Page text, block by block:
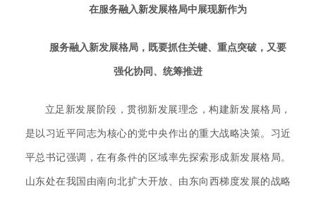
在服务融入新发展格局中展现新作为
服务融入新发展格局，既要抓住关键、重点突破，又要
强化协同、统筹推进
立足新发展阶段，贯彻新发展理念，构建新发展格局，
是以习近平同志为核心的党中央作出的重大战略决策。习近
平总书记强调，在有条件的区域率先探索形成新发展格局。
山东处在我国由南向北扩大开放、由东向西梯度发展的战略